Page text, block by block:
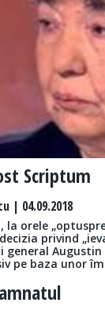
Scriptum
| 04.09.2018
la orele
privind
general Augustin
pe baza unor